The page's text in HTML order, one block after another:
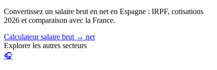
Convertissez un salaire brut en net en Espagne : IRPF, cotisations
2026 et comparaison avec la France.
Calculateur salaire brut → net
Explorer les autres secteurs
🎧